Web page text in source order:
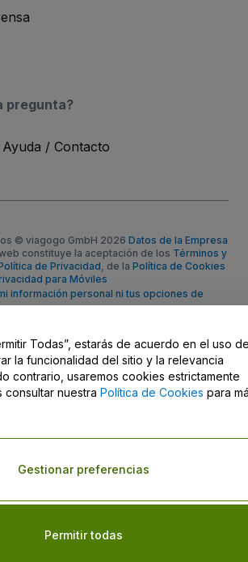
pregunta?
/ Contacto
© viagogo GmbH 2026 Datos de la Empresa
constituye la aceptación de los Términos y
de Privacidad, de la Política de Cookies
para Móviles
información personal ni tus opciones de
Todas”, estarás de acuerdo en el uso
la funcionalidad del sitio y la relevancia
contrario, usaremos cookies estrictamente
consultar nuestra Política de Cookies para
Permitir todas
Gestionar preferencias